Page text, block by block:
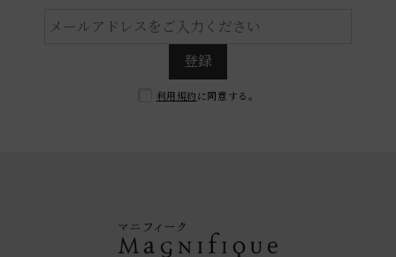
登録
利用規約 に同意する。